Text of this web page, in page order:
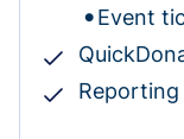
Event
Reporting